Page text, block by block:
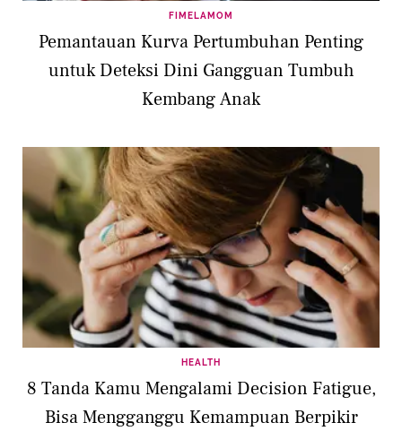
FIMELAMOM
Pemantauan Kurva Pertumbuhan Penting
untuk Deteksi Dini Gangguan Tumbuh
Kembang Anak
HEALTH
8 Tanda Kamu Mengalami Decision Fatigue,
Bisa Mengganggu Kemampuan Berpikir